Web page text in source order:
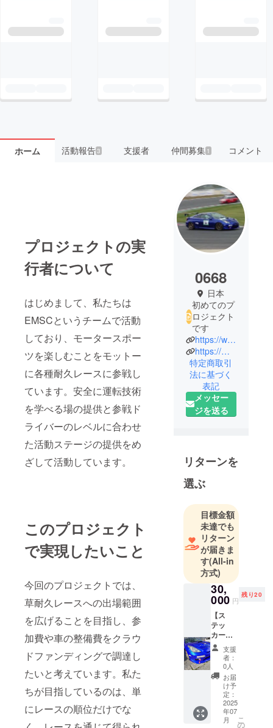
ホーム 活動報告3 支援者 仲間募集 1 コメント
プロジェクトの実
行者について
はじめまして、私たちは
EMSCというチームで活動
しており、モータースポー
ツを楽しむことをモットー
に各種耐久レースに参戦し
ています。安全に運転技術
を学べる場の提供と参戦ド
ライバーのレベルに合わせ
た活動ステージの提供をめ
ざして活動しています。
このプロジェクト
で実現したいこと
今回のプロジェクトでは、
草耐久レースへの出場範囲
を広げることを目指し、参
加費や車の整備費をクラウ
ドファンディングで調達し
たいと考えています。私た
ちが目指しているのは、単
にレースの順位だけでな
0668
日本
初めてのプ
ロジェクト
です
https://www.emsc-endurance.com/
https://motorsports.jaf.or.jp/clubs/search/cars/kanto/kanagawa/a-14206
特定商取引
法に基づく
表記
メッセー
ジを送る
リターンを
選ぶ
目標金額
未達でも
リターン
が届きま
す(All-in
方式)
30,
000 円
残り20
【ス
テッ
カー貼
付1枚：
30cm以
下 ×
5cm以
下】 セ
リカ、
ロード
ター、
支援
者：
0人
お届
け予
定：
2025
年07
月
こ
の